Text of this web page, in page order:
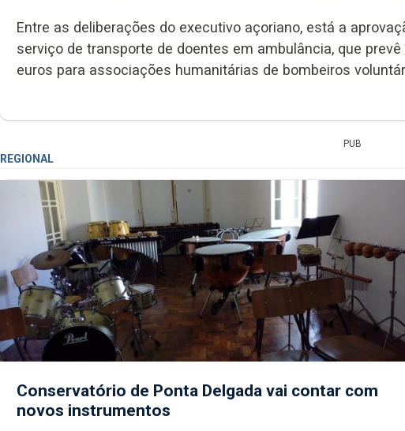
Entre as deliberações do executivo açoriano, está a
serviço de transporte de doentes em ambulância, que
euros para associações humanitárias de bombeiros
PUB
REGIONAL
Conservatório de Ponta Delgada vai contar com
novos instrumentos